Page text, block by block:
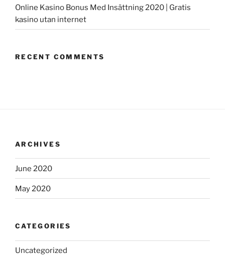
Online Kasino Bonus Med Insättning 2020 | Gratis
kasino utan internet
RECENT COMMENTS
ARCHIVES
June 2020
May 2020
CATEGORIES
Uncategorized